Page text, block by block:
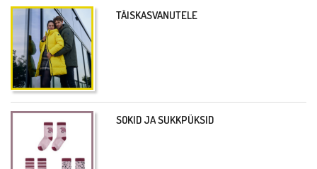
TÄISKASVANUTELE
SOKID JA SUKKPÜKSID